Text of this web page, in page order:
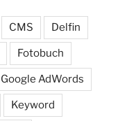
CMS Delfin
Fotobuch
Google AdWords
Keyword